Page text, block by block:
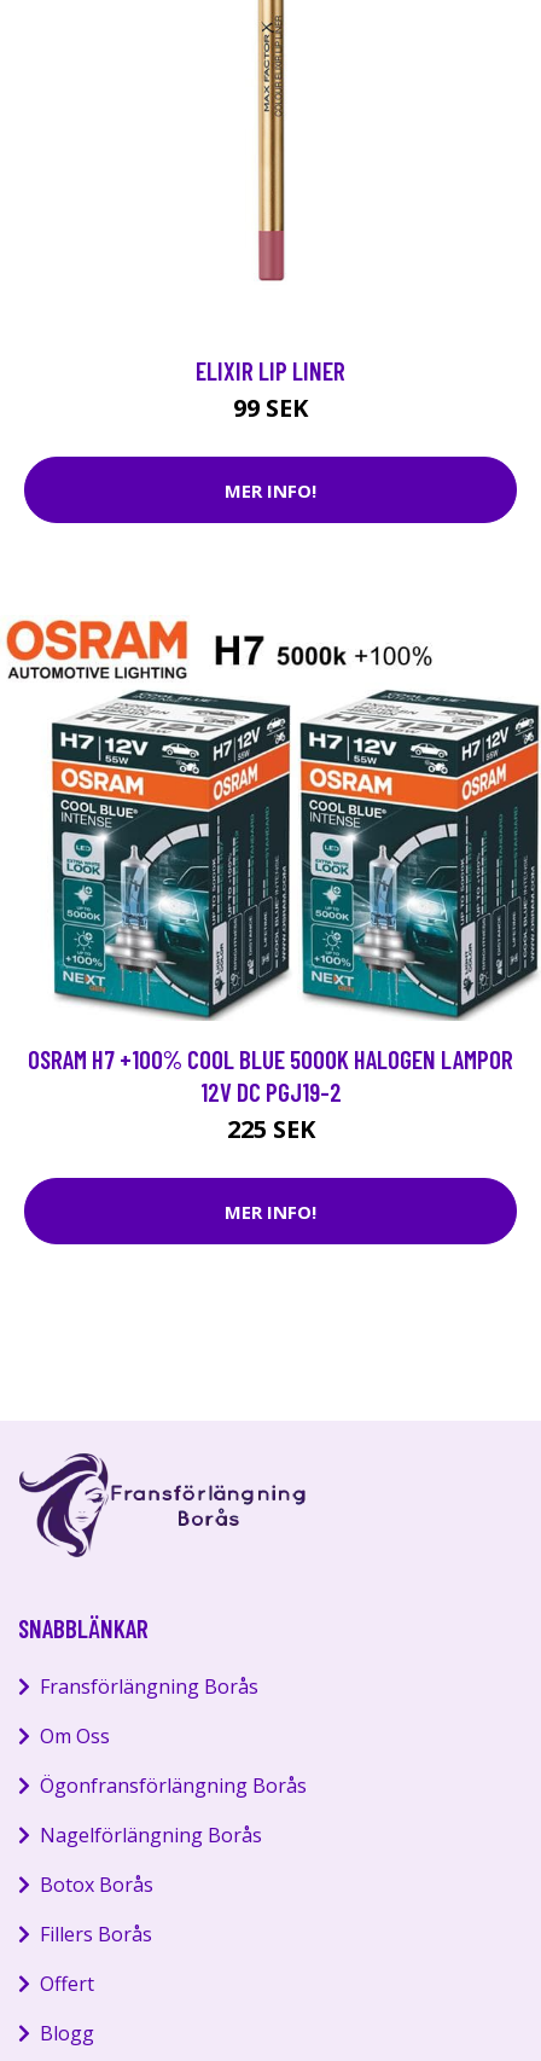
ELIXIR LIP LINER
99 SEK
MER INFO!
OSRAM H7 +100% COOL BLUE 5000K HALOGEN LAMPOR
12V DC PGJ19-2
225 SEK
MER INFO!
SNABBLÄNKAR
Fransförlängning Borås
Om Oss
Ögonfransförlängning Borås
Nagelförlängning Borås
Botox Borås
Fillers Borås
Offert
Blogg